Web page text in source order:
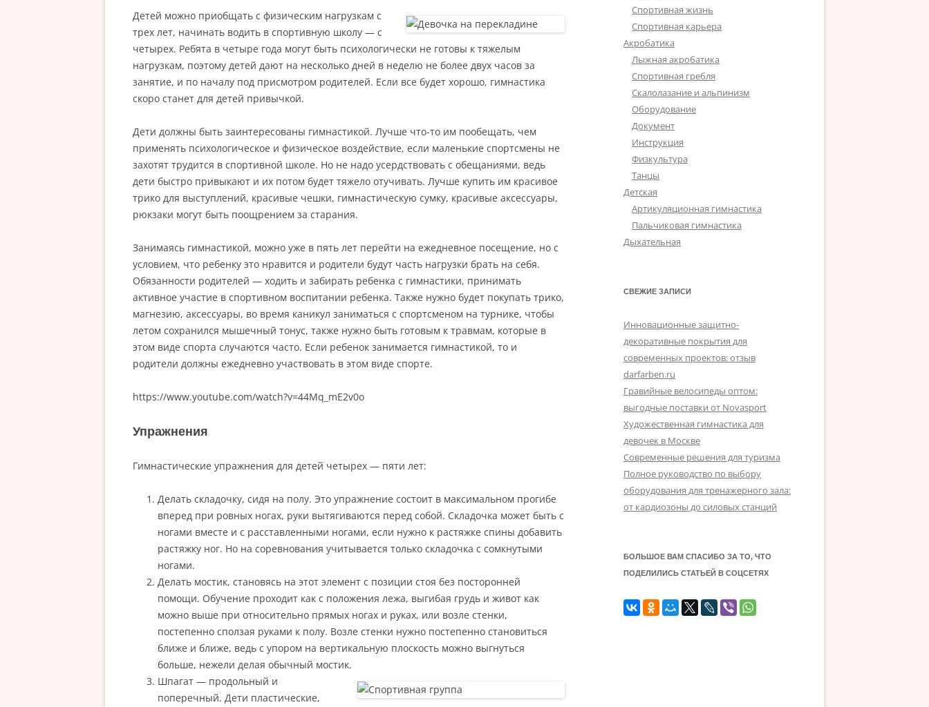
Детей можно приобщать с физическим нагрузкам с
трех лет, начинать водить в спортивную школу — с
четырех. Ребята в четыре года могут быть психологически не готовы к тяжелым
нагрузкам, поэтому детей дают на несколько дней в неделю не более двух часов за
занятие, и по началу под присмотром родителей. Если все будет хорошо, гимнастика
скоро станет для детей привычкой.
Дети должны быть заинтересованы гимнастикой. Лучше что-то им пообещать, чем
применять психологическое и физическое воздействие, если маленькие спортсмены не
захотят трудится в спортивной школе. Но не надо усердствовать с обещаниями, ведь
дети быстро привыкают и их потом будет тяжело отучивать. Лучше купить им красивое
трико для выступлений, красивые чешки, гимнастическую сумку, красивые аксессуары,
рюкзаки могут быть поощрением за старания.
Занимаясь гимнастикой, можно уже в пять лет перейти на ежедневное посещение, но с
условием, что ребенку это нравится и родители будут часть нагрузки брать на себя.
Обязанности родителей — ходить и забирать ребенка с гимнастики, принимать
активное участие в спортивном воспитании ребенка. Также нужно будет покупать трико,
магнезию, аксессуары, во время каникул заниматься с спортсменом на турнике, чтобы
летом сохранился мышечный тонус, также нужно быть готовым к травмам, которые в
этом виде спорта случаются часто. Если ребенок занимается гимнастикой, то и
родители должны ежедневно участвовать в этом виде спорте.
https://www.youtube.com/watch?v=44Mq_mE2v0o
Упражнения
Гимнастические упражнения для детей четырех — пяти лет:
Делать складочку, сидя на полу. Это упражнение состоит в максимальном прогибе
вперед при ровных ногах, руки вытягиваются перед собой. Складочка может быть с
ногами вместе и с расставленными ногами, если нужно к растяжке спины добавить
растяжку ног. Но на соревнования учитывается только складочка с сомкнутыми
ногами.
Делать мостик, становясь на этот элемент с позиции стоя без посторонней
помощи. Обучение проходит как с положения лежа, выгибая грудь и живот как
можно выше при относительно прямых ногах и руках, или возле стенки,
постепенно сползая руками к полу. Возле стенки нужно постепенно становиться
ближе и ближе, ведь с упором на вертикальную плоскость можно выгнуться
больше, нежели делая обычный мостик.
Шпагат — продольный и
поперечный. Дети пластические,
Спортивная жизнь
Спортивная карьера
Акробатика
Лыжная акробатика
Спортивная гребля
Скалолазание и альпинизм
Оборудование
Документ
Инструкция
Физкультура
Танцы
Детская
Артикуляционная гимнастика
Пальчиковая гимнастика
Дыхательная
СВЕЖИЕ ЗАПИСИ
Инновационные защитно-
декоративные покрытия для
современных проектов: отзыв
darfarben.ru
Гравийные велосипеды оптом:
выгодные поставки от Novasport
Художественная гимнастика для
девочек в Москве
Современные решения для туризма
Полное руководство по выбору
оборудования для тренажерного зала:
от кардиозоны до силовых станций
БОЛЬШОЕ ВАМ СПАСИБО ЗА ТО, ЧТО
ПОДЕЛИЛИСЬ СТАТЬЕЙ В СОЦСЕТЯХ